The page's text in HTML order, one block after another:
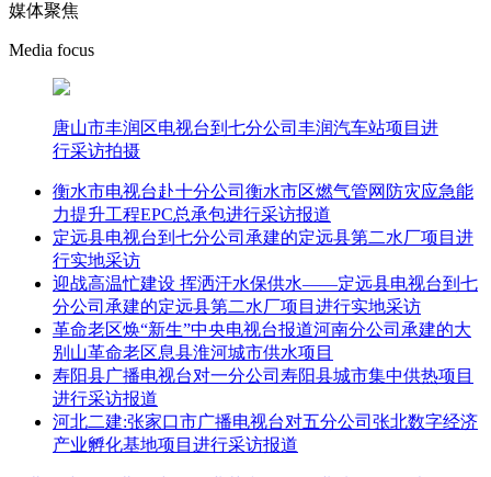
媒体聚焦
Media focus
唐山市丰润区电视台到七分公司丰润汽车站项目进
行采访拍摄
衡水市电视台赴十分公司衡水市区燃气管网防灾应急能
力提升工程EPC总承包进行采访报道
定远县电视台到七分公司承建的定远县第二水厂项目进
行实地采访
迎战高温忙建设 挥洒汗水保供水——定远县电视台到七
分公司承建的定远县第二水厂项目进行实地采访
革命老区焕“新生”中央电视台报道河南分公司承建的大
别山革命老区息县淮河城市供水项目
寿阳县广播电视台对一分公司寿阳县城市集中供热项目
进行采访报道
河北二建:张家口市广播电视台对五分公司张北数字经济
产业孵化基地项目进行采访报道